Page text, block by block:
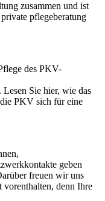
zusammen und ist
pflegeberatung
des PKV-
Sie hier, wie das
PKV sich für eine
geben
freuen wir uns
vorenthalten, denn Ihre